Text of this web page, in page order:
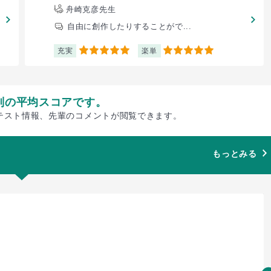
舟崎克彦先生
自由に創作したりすることがで...
充実 5 楽単 5
平均スコアです。
ト情報、先輩のコメントが閲覧できます。
もっとみる